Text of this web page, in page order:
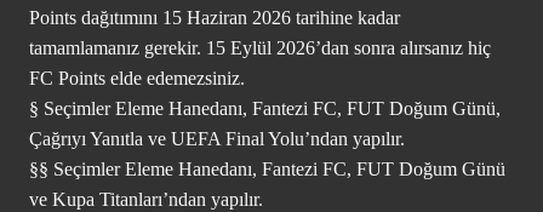
Points dağıtımını 15 Haziran 2026 tarihine kadar
tamamlamanız gerekir. 15 Eylül 2026’dan sonra alırsanız hiç
FC Points elde edemezsiniz.
§ Seçimler Eleme Hanedanı, Fantezi FC, FUT Doğum Günü,
Çağrıyı Yanıtla ve UEFA Final Yolu’ndan yapılır.
§§ Seçimler Eleme Hanedanı, Fantezi FC, FUT Doğum Günü
ve Kupa Titanları’ndan yapılır.